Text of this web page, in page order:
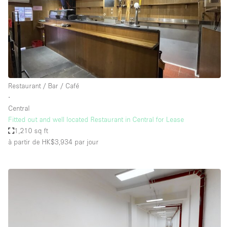
Restaurant / Bar / Café
∙
Central
Fitted out and well located Restaurant in Central for Lease
1,210 sq ft
à partir de HK$3,934 par jour